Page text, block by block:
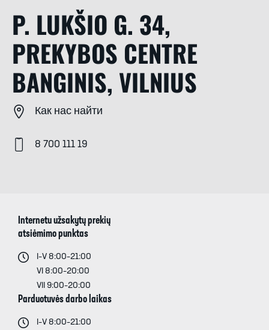
P. LUKŠIO G. 34,
PREKYBOS CENTRE
BANGINIS, VILNIUS
Как нас найти
8 700 111 19
Internetu užsakytų prekių
atsiėmimo punktas
I–V 8:00–21:00
VI 8:00–20:00
VII 9:00–20:00
Parduotuvės darbo laikas
I–V 8:00–21:00